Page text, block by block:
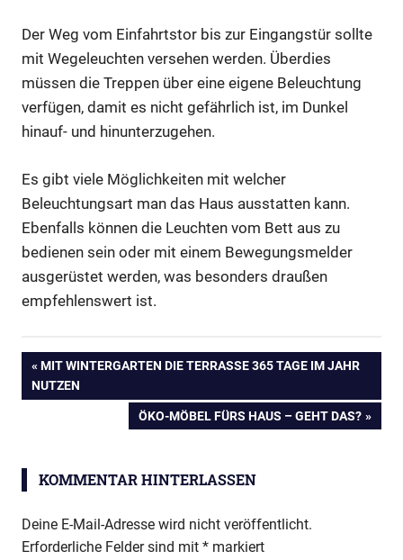
Der Weg vom Einfahrtstor bis zur Eingangstür sollte
mit Wegeleuchten versehen werden. Überdies
müssen die Treppen über eine eigene Beleuchtung
verfügen, damit es nicht gefährlich ist, im Dunkel
hinauf- und hinunterzugehen.
Es gibt viele Möglichkeiten mit welcher
Beleuchtungsart man das Haus ausstatten kann.
Ebenfalls können die Leuchten vom Bett aus zu
bedienen sein oder mit einem Bewegungsmelder
ausgerüstet werden, was besonders draußen
empfehlenswert ist.
Wohnung
Beitragsnavigation
VORHERIGER
BEITRAG:
MIT WINTERGARTEN DIE TERRASSE 365 TAGE IM JAHR
NUTZEN
NÄCHSTER
ÖKO-MÖBEL FÜRS HAUS – GEHT DAS?
KOMMENTAR HINTERLASSEN
Deine E-Mail-Adresse wird nicht veröffentlicht.
Erforderliche Felder sind mit * markiert